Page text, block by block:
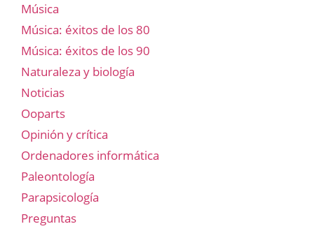
Música
Música: éxitos de los 80
Música: éxitos de los 90
Naturaleza y biología
Noticias
Ooparts
Opinión y crítica
Ordenadores informática
Paleontología
Parapsicología
Preguntas